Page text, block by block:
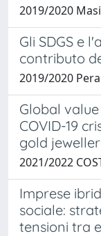
2019/2020
Gli SDGS e
contributo
2019/2020
Global
COVID-19
gold
2021/2022
Imprese
sociale:
tensioni tra